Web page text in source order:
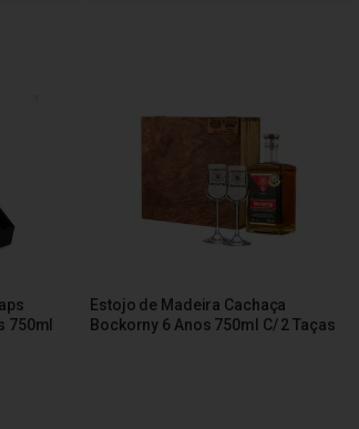
750ml
Estojo de Madeira Cachaça
Bockorny 6 Anos 750ml C/ 2 Taças